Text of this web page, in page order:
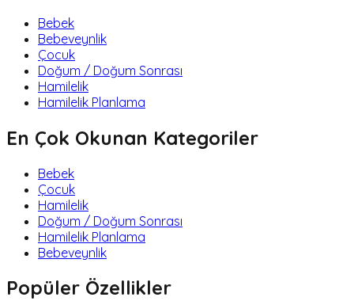
Bebek
Bebeveynlik
Çocuk
Doğum / Doğum Sonrası
Hamilelik
Hamilelik Planlama
En Çok Okunan Kategoriler
Bebek
Çocuk
Hamilelik
Doğum / Doğum Sonrası
Hamilelik Planlama
Bebeveynlik
Popüler Özellikler